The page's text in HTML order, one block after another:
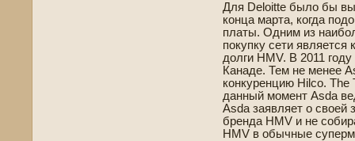
Для Deloitte было бы
конца марта, когда
платы. Одним из
покупку сети является
долги HMV. В 2011
Канаде­. Тем не менее
конкуренцию Hilco. The
данный момент Asda
Asda заявляет о своей
бренда HMV и не
HMV в обычные